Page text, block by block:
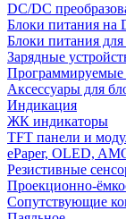
DC/DC
Блоки питания на
Блоки питания
Зарядные
Программируемые
Аксессуары для
Индикация
ЖК индикаторы
TFT панели и
ePaper, OLED,
Резистивные
Проекционно-
Сопутствующие